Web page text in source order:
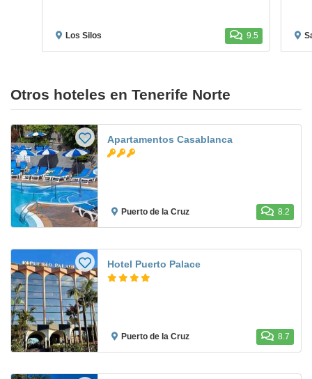
Los Silos 9.5
Otros hoteles en Tenerife Norte
Apartamentos Casablanca
Puerto de la Cruz 8.2
Hotel Puerto Palace
Puerto de la Cruz 8.7